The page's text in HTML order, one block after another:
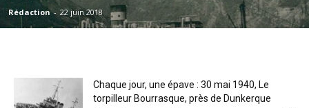
Rédaction - 22 juin 2018
Chaque jour, une épave : 30 mai 1940, Le
torpilleur Bourrasque, près de Dunkerque